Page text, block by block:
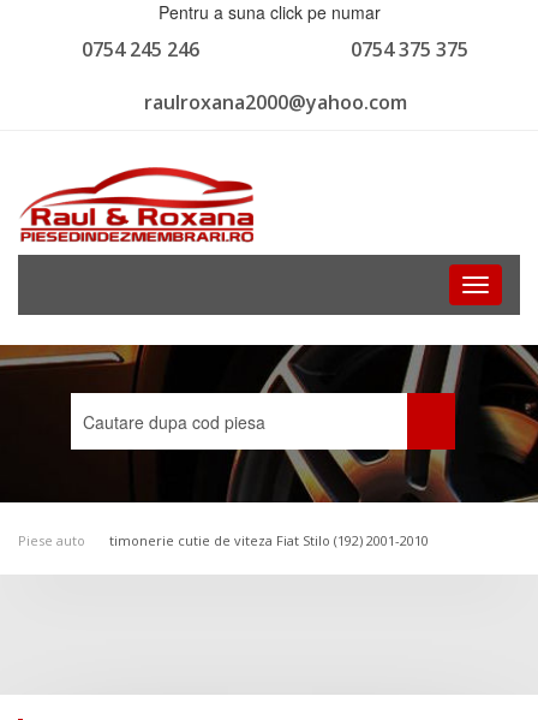
Pentru a suna click pe numar
0754 375 375
0754 245 246
raulroxana2000@yahoo.com
Toggle
Piese auto timonerie cutie de viteza Fiat Stilo (192) 2001-2010